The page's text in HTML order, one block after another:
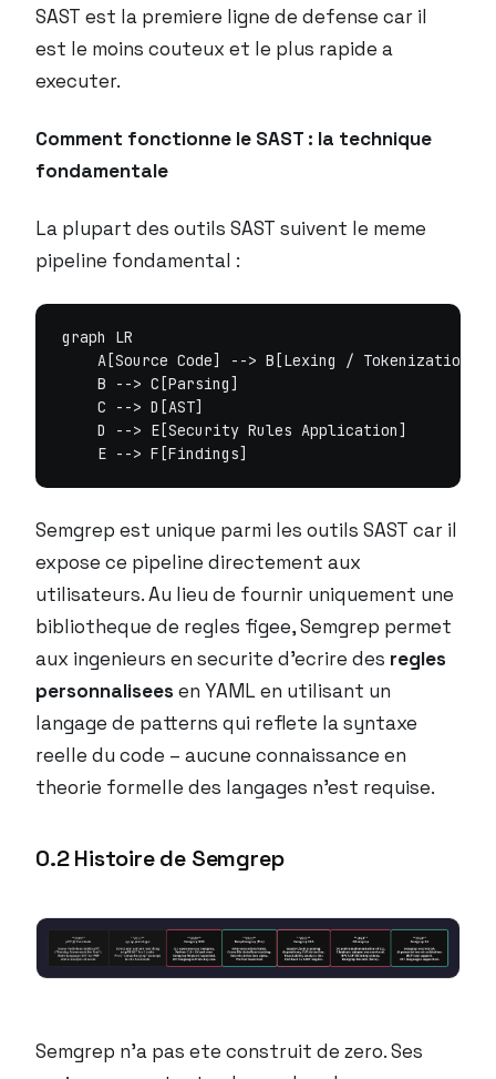
SAST est la premiere ligne de defense car il
est le moins couteux et le plus rapide a
executer.
Comment fonctionne le SAST : la technique
fondamentale
La plupart des outils SAST suivent le meme
pipeline fondamental :
graph LR
    A[Source Code] --> B[Lexing / Tokenization]
    B --> C[Parsing]
    C --> D[AST]
    D --> E[Security Rules Application]
Semgrep est unique parmi les outils SAST car il
expose ce pipeline directement aux
utilisateurs. Au lieu de fournir uniquement une
bibliotheque de regles figee, Semgrep permet
aux ingenieurs en securite d’ecrire des regles
personnalisees en YAML en utilisant un
langage de patterns qui reflete la syntaxe
reelle du code – aucune connaissance en
theorie formelle des langages n’est requise.
0.2 Histoire de Semgrep
Semgrep n’a pas ete construit de zero. Ses